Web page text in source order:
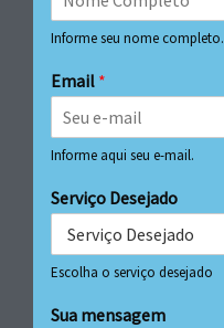
Informe seu nome completo.
Email *
Informe aqui seu e-mail.
Serviço Desejado
Escolha o serviço desejado
Sua mensagem